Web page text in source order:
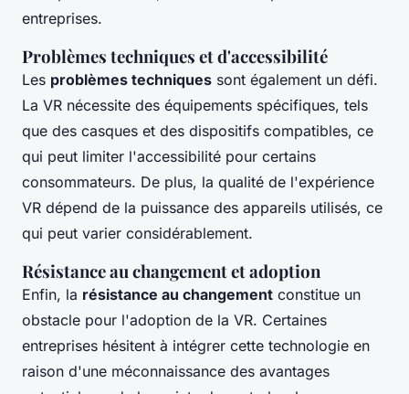
entreprises.
Problèmes techniques et d'accessibilité
Les problèmes techniques sont également un défi.
La VR nécessite des équipements spécifiques, tels
que des casques et des dispositifs compatibles, ce
qui peut limiter l'accessibilité pour certains
consommateurs. De plus, la qualité de l'expérience
VR dépend de la puissance des appareils utilisés, ce
qui peut varier considérablement.
Résistance au changement et adoption
Enfin, la résistance au changement constitue un
obstacle pour l'adoption de la VR. Certaines
entreprises hésitent à intégrer cette technologie en
raison d'une méconnaissance des avantages